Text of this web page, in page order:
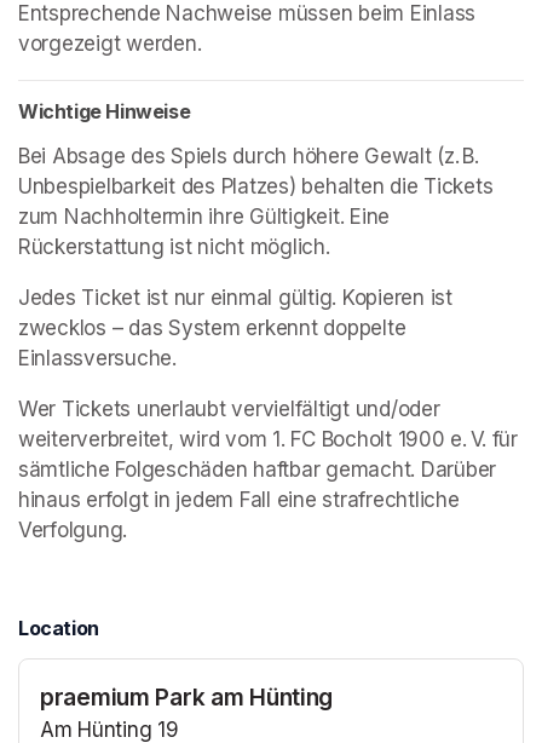
Entsprechende Nachweise müssen beim Einlass
vorgezeigt werden.
Wichtige Hinweise
Bei Absage des Spiels durch höhere Gewalt (z. B.
Unbespielbarkeit des Platzes) behalten die Tickets
zum Nachholtermin ihre Gültigkeit. Eine
Rückerstattung ist nicht möglich.
Jedes Ticket ist nur einmal gültig. Kopieren ist
zwecklos – das System erkennt doppelte
Einlassversuche.
Wer Tickets unerlaubt vervielfältigt und/oder
weiterverbreitet, wird vom 1. FC Bocholt 1900 e. V. für
sämtliche Folgeschäden haftbar gemacht. Darüber
hinaus erfolgt in jedem Fall eine strafrechtliche
Verfolgung.
Location
praemium Park am Hünting
Am Hünting 19